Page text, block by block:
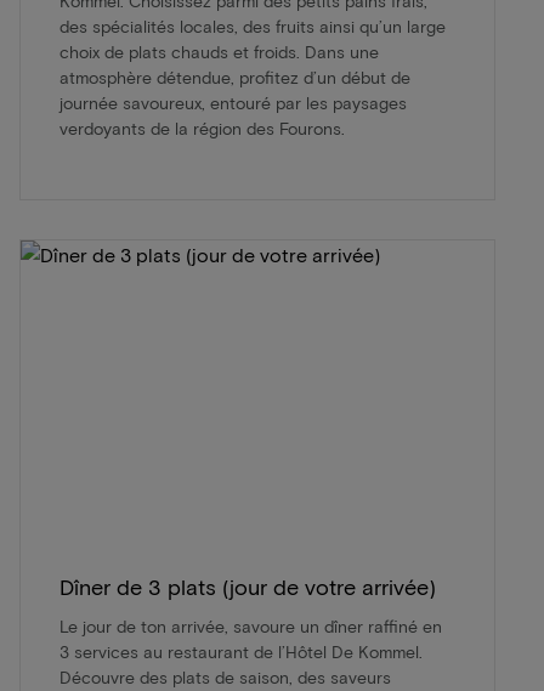
des spécialités locales, des fruits ainsi qu’un large
choix de plats chauds et froids. Dans une
atmosphère détendue, profitez d’un début de
journée savoureux, entouré par les paysages
verdoyants de la région des Fourons.
Dîner de 3 plats (jour de votre arrivée)
Le jour de ton arrivée, savoure un dîner raffiné en
3 services au restaurant de l’Hôtel De Kommel.
Découvre des plats de saison, des saveurs